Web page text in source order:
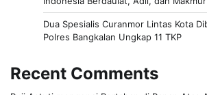
Dua Spesialis Curanmor Lintas Kota
Polres Bangkalan Ungkap 11 TKP
Recent Comments